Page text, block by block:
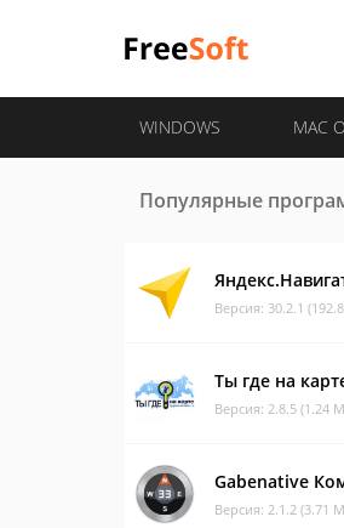
WINDOWS MAC
Популярные
Версия: 30.2.1
Ты где на
Версия: 2.8.5 (1.24
Gabenative
Версия: 2.1.2 (3.71